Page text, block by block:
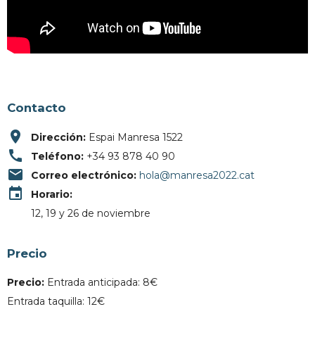
Contacto
place Dirección: Espai Manresa 1522
call Teléfono: +34 93 878 40 90
email Correo electrónico: hola@manresa2022.cat
event
Horario:
12, 19 y 26 de noviembre
Precio
Precio: Entrada anticipada: 8€
Entrada taquilla: 12€